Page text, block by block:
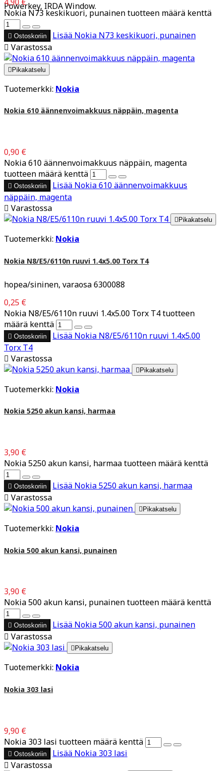
Powerkey, IRDA Window.
Nokia N73 keskikuori, punainen tuotteen määrä kenttä
 Ostoskoriin Lisää Nokia N73 keskikuori, punainen
 Varastossa
Pikakatselu
Tuotemerkki: Nokia
Nokia 610 äännenvoimakkuus näppäin, magenta
0,90 €
Nokia 610 äännenvoimakkuus näppäin, magenta
tuotteen määrä kenttä
 Ostoskoriin Lisää Nokia 610 äännenvoimakkuus
näppäin, magenta
 Varastossa
 Pikakatselu
Tuotemerkki: Nokia
Nokia N8/E5/6110n ruuvi 1.4x5.00 Torx T4
hopea/sininen, varaosa 6300088
0,25 €
Nokia N8/E5/6110n ruuvi 1.4x5.00 Torx T4 tuotteen
määrä kenttä
 Ostoskoriin Lisää Nokia N8/E5/6110n ruuvi 1.4x5.00
Torx T4
 Varastossa
Pikakatselu
Tuotemerkki: Nokia
Nokia 5250 akun kansi, harmaa
3,90 €
Nokia 5250 akun kansi, harmaa tuotteen määrä kenttä
 Ostoskoriin Lisää Nokia 5250 akun kansi, harmaa
 Varastossa
 Pikakatselu
Tuotemerkki: Nokia
Nokia 500 akun kansi, punainen
3,90 €
Nokia 500 akun kansi, punainen tuotteen määrä kenttä
 Ostoskoriin Lisää Nokia 500 akun kansi, punainen
 Varastossa
 Pikakatselu
Tuotemerkki: Nokia
Nokia 303 lasi
9,90 €
Nokia 303 lasi tuotteen määrä kenttä
 Ostoskoriin Lisää Nokia 303 lasi
 Varastossa